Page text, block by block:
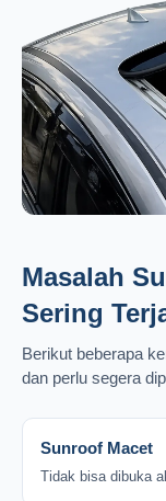
Masalah
Sering
Berikut beberapa
dan perlu segera
Sunroof Macet
Tidak bisa dibuka